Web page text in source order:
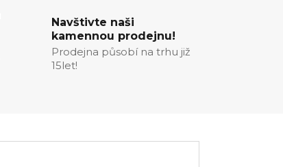
Navštivte naši
kamennou prodejnu!
Prodejna působí na trhu již
15let!